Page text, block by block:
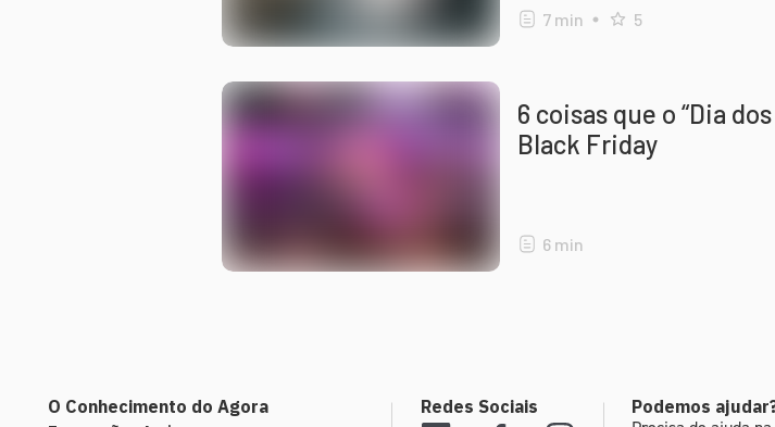
7 min 5
6 coisas que o “Dia
Black Friday
6 min
O Conhecimento do Agora
Redes Sociais Podemos